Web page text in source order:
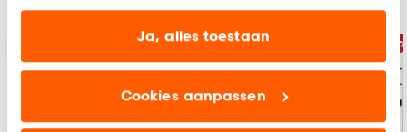
Analytische cookies (optioneel) helpen ons de
website te verbeteren voor jou en al onze andere
Marketing cookies (optioneel) laten jou
relevante informatie en aanbiedingen zien op
Ja, alles toestaan
Cookies aanpassen
-15% op vouwgordijnen
-15%
-15% op vouwgordijnen
-15%
-